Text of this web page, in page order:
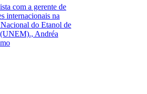
com a gerente de
internacionais na
do Etanol de
Andréa